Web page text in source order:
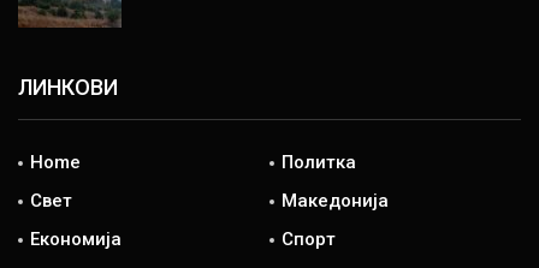
ЛИНКОВИ
Home
Политка
Свет
Македонија
Економија
Спорт